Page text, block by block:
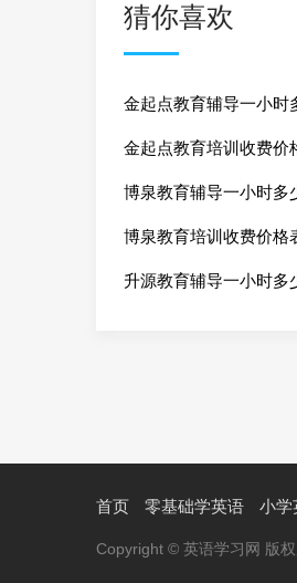
猜你喜欢
金起点教育辅导一小时
金起点教育培训收费价
博泉教育辅导一小时多
博泉教育培训收费价格
升源教育辅导一小时多
首页 零基础学英语 小学
Copyright © 英语学习网 版